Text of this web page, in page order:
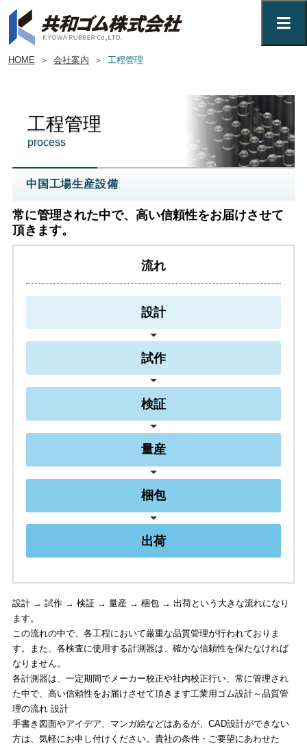
HOME ＞ 会社案内 ＞ 工程管理
工程管理
process
中国工場生産設備
常に管理された中で、高い信頼性をお届けさせて
頂きます。
流れ
設計
試作
検証
量産
梱包
出荷
設計 → 試作 → 検証 → 量産 → 梱包 → 出荷という大きな流れになり
ます。
この流れの中で、各工程において厳重な品質管理が行われておりま
す。また、各検査に使用する計測器は、確かな信頼性を保たなければ
なりません。
各計測器は、一定期間でメーカー校正や社内校正行い、常に管理され
た中で、高い信頼性をお届けさせて頂きます工業用ゴム設計～品質管
理の流れ 設計
手書き図面やアイデア、マンガ絵などはあるが、CAD設計ができない
方は、気軽にお申し付けください。貴社の条件・ご要望にあわせた